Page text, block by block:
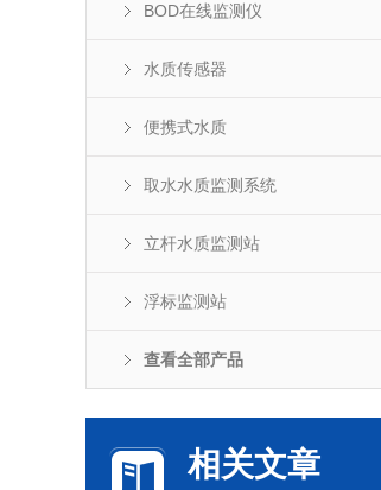
BOD在线监测仪
水质传感器
便携式水质
取水水质监测系统
立杆水质监测站
浮标监测站
查看全部产品
相关文章